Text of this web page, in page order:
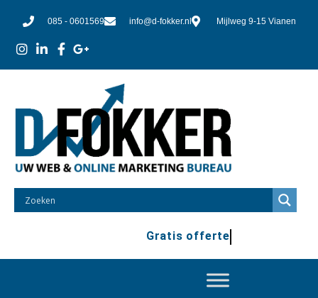
085 - 0601569 info@d-fokker.nl Mijlweg 9-15 Vianen
Gratis offerte